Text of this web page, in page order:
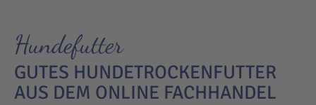
Hundefutter
GUTES HUNDETROCKENFUTTER
AUS DEM ONLINE FACHHANDEL